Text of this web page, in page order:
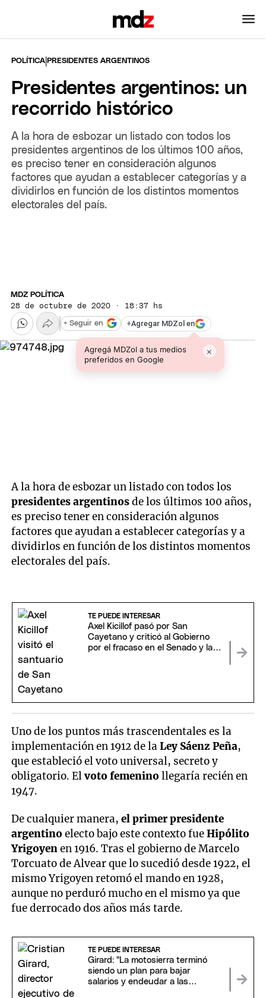
POLÍTICA |PRESIDENTES ARGENTINOS
Presidentes argentinos: un
recorrido histórico
A la hora de esbozar un listado con todos los
presidentes argentinos de los últimos 100 años,
es preciso tener en consideración algunos
factores que ayudan a establecer categorías y a
dividirlos en función de los distintos momentos
electorales del país.
MDZ POLÍTICA
28 de octubre de 2020 · 18:37 hs
+Agregar MDZol en
Agregá MDZol a tus medios
preferidos en Google
×
+ Seguir en
A la hora de esbozar un listado con todos los
presidentes argentinosde los últimos 100 años,
es preciso tener en consideración algunos
factores que ayudan a establecer categorías y a
dividirlos en función de los distintos momentos
electorales del país.
TE PUEDE INTERESAR
Axel Kicillof pasó por San
Cayetano y criticó al Gobierno
por el fracaso en el Senado y las
Uno de los puntos más trascendentales es la
implementación en 1912 de laLey Sáenz Peña,
que estableció el voto universal, secreto y
obligatorio. Elvoto femeninollegaría recién en
1947.
De cualquier manera,el primer presidente
argentinoelecto bajo este contexto fueHipólito
Yrigoyenen 1916. Tras el gobierno de Marcelo
Torcuato de Alvear que lo sucedió desde 1922, el
mismo Yrigoyen retomó el mando en 1928,
aunque no perduró mucho en el mismo ya que
fue derrocado dos años más tarde.
TE PUEDE INTERESAR
Girard: "La motosierra terminó
siendo un plan para bajar
salarios y endeudar a las